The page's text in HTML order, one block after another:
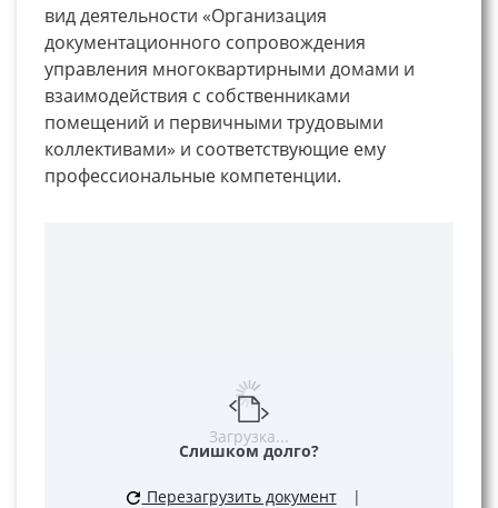
вид деятельности «Организация
документационного сопровождения
управления многоквартирными домами и
взаимодействия с собственниками
помещений и первичными трудовыми
коллективами» и соответствующие ему
профессиональные компетенции.
Загрузка...
Слишком долго?
Перезагрузить документ
|